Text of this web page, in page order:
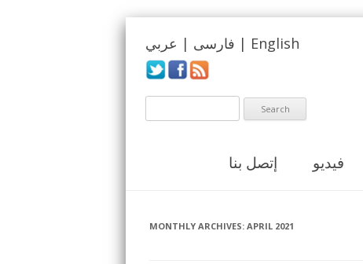
فارسی | عربي | English
إتصل بنا فيديو
MONTHLY ARCHIVES: APRIL 2021